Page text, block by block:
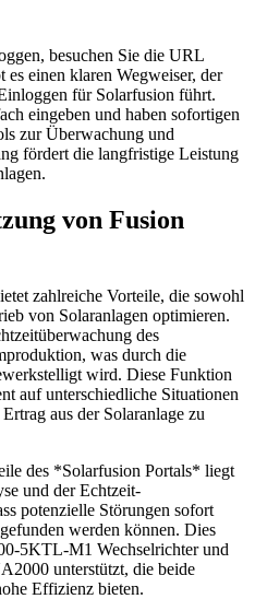
besuchen Sie die URL
einen klaren Wegweiser, der
für Solarfusion führt.
eingeben und haben sofortigen
zur Überwachung und
fördert die langfristige Leistung
von Fusion
zahlreiche Vorteile, die sowohl
von Solaranlagen optimieren.
des
was durch die
wird. Diese Funktion
auf unterschiedliche Situationen
aus der Solaranlage zu
des *Solarfusion Portals* liegt
und der Echtzeit-
potenzielle Störungen sofort
werden können. Dies
5KTL-M1 Wechselrichter und
unterstützt, die beide
Effizienz bieten.